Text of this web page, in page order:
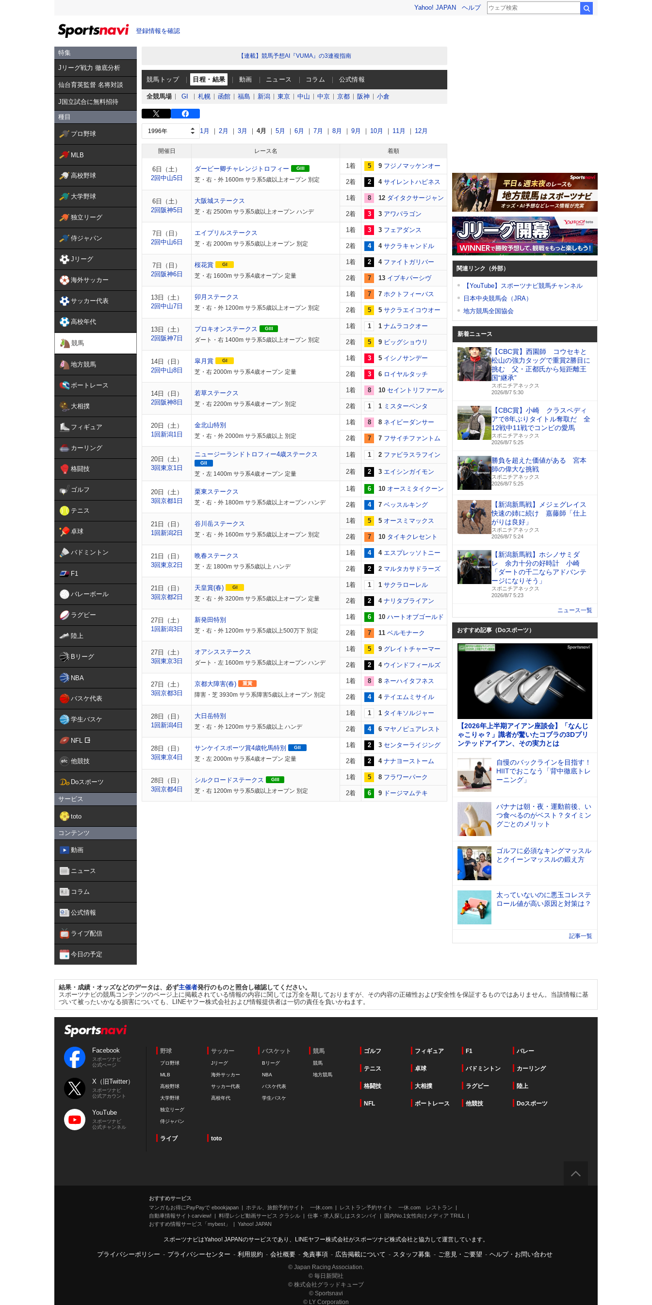
Yahoo! JAPAN ヘルプ
登録情報を確認
特集
Jリーグ戦力 徹底分析
仙台育英監督 名将対談
J国立試合に無料招待
種目
プロ野球
MLB
高校野球
大学野球
独立リーグ
侍ジャパン
Jリーグ
海外サッカー
サッカー代表
高校年代
競馬
地方競馬
ボートレース
大相撲
フィギュア
カーリング
格闘技
ゴルフ
テニス
卓球
バドミントン
F1
バレーボール
ラグビー
陸上
Bリーグ
NBA
バスケ代表
学生バスケ
NFL
他競技
Doスポーツ
サービス
toto
コンテンツ
動画
ニュース
コラム
公式情報
ライブ配信
今日の予定
【連載】競馬予想AI『VUMA』の3連複指南
競馬トップ 日程・結果 動画 ニュース コラム 公式情報
全競馬場 GI 札幌 函館 福島 新潟 東京 中山 中京 京都 阪神 小倉
1月 2月 3月 4月 5月 6月 7月 8月 9月 10月 11月 12月
開催日 レース名 着順
6日（土）
2回中山5日
ダービー卿チャレンジトロフィー GIII
芝・右・外 1600m サラ系5歳以上オープン 別定
1着 5 9 フジノマッケンオー
2着 2 4 サイレントハピネス
6日（土）
2回阪神5日
大阪城ステークス
芝・右 2500m サラ系5歳以上オープン ハンデ
1着 8 12 ダイタクサージャン
2着 3 3 アワパラゴン
7日（日）
2回中山6日
エイプリルステークス
芝・右 2000m サラ系5歳以上オープン 別定
1着 3 3 フェアダンス
2着 4 4 サクラキャンドル
7日（日）
2回阪神6日
桜花賞 GI
芝・右 1600m サラ系4歳オープン 定量
1着 2 4 ファイトガリバー
2着 7 13 イブキパーシヴ
13日（土）
2回中山7日
卯月ステークス
芝・右・外 1200m サラ系5歳以上オープン 別定
1着 7 7 ホクトフィーバス
2着 5 5 サクラエイコウオー
13日（土）
2回阪神7日
プロキオンステークス GIII
ダート・右 1400m サラ系5歳以上オープン 別定
1着 1 1 ナムラコクオー
2着 5 9 ビッグショウリ
14日（日）
2回中山8日
皐月賞 GI
芝・右 2000m サラ系4歳オープン 定量
1着 3 5 イシノサンデー
2着 3 6 ロイヤルタッチ
14日（日）
2回阪神8日
若草ステークス
芝・右 2200m サラ系4歳オープン 別定
1着 8 10 セイントリファール
2着 1 1 ミスターペンタ
20日（土）
1回新潟1日
金北山特別
芝・右・外 2000m サラ系5歳以上 別定
1着 8 8 ネイビーダンサー
2着 7 7 フサイチファントム
20日（土）
3回東京1日
ニュージーランドトロフィー4歳ステークス
GII
芝・左 1400m サラ系4歳オープン 定量
1着 1 2 ファビラスラフイン
2着 2 3 エイシンガイモン
20日（土）
3回京都1日
栗東ステークス
芝・右・外 1800m サラ系5歳以上オープン ハンデ
1着 6 10 オースミタイクーン
2着 4 7 ベッスルキング
21日（日）
1回新潟2日
谷川岳ステークス
芝・右・外 1600m サラ系5歳以上オープン 別定
1着 5 5 オースミマックス
2着 7 10 タイキクレセント
21日（日）
3回東京2日
晩春ステークス
芝・左 1800m サラ系5歳以上 ハンデ
1着 4 4 エスプレッソトニー
2着 2 2 マルタカサドラーズ
21日（日）
3回京都2日
天皇賞(春) GI
芝・右・外 3200m サラ系5歳以上オープン 定量
1着 1 1 サクラローレル
2着 2 4 ナリタブライアン
27日（土）
1回新潟3日
新発田特別
芝・右・外 1200m サラ系5歳以上500万下 別定
1着 6 10 ハートオブゴールド
2着 7 11 ベルモナーク
27日（土）
3回東京3日
オアシスステークス
ダート・左 1600m サラ系5歳以上オープン ハンデ
1着 5 9 グレイトチャーマー
2着 2 4 ウインドフィールズ
27日（土）
3回京都3日
京都大障害(春) 重賞
障害・芝 3930m サラ系障害5歳以上オープン 別定
1着 8 8 ネーハイタフネス
2着 4 4 テイエムミサイル
28日（日）
1回新潟4日
大日岳特別
芝・右・外 1200m サラ系5歳以上 ハンデ
1着 1 1 タイキソルジャー
2着 4 6 マヤノピュアレスト
28日（日）
3回東京4日
サンケイスポーツ賞4歳牝馬特別 GII
芝・左 2000m サラ系4歳オープン 定量
1着 2 3 センターライジング
2着 2 4 ナナヨーストーム
28日（日）
3回京都4日
シルクロードステークス GIII
芝・右 1200m サラ系5歳以上オープン 別定
1着 5 8 フラワーパーク
2着 6 9 ドージマムテキ
関連リンク（外部）
【YouTube】スポーツナビ競馬チャンネル
日本中央競馬会（JRA）
地方競馬全国協会
新着ニュース
【CBC賞】西園師 コウセキと
松山の強力タッグで重賞2勝目に
挑む 父・正都氏から短距離王
国“継承”
スポニチアネックス
2026/8/7 5:30
【CBC賞】小崎 クラスペディ
アで8年ぶりタイトル奪取だ 全
12戦中11戦でコンビの愛馬
スポニチアネックス
2026/8/7 5:25
勝負を超えた価値がある 宮本
師の偉大な挑戦
スポニチアネックス
2026/8/7 5:25
【新潟新馬戦】メジェグレイス
快速の姉に続け 嘉藤師「仕上
がりは良好」
スポニチアネックス
2026/8/7 5:24
【新潟新馬戦】ホシノサミダ
レ 余力十分の好時計 小崎
「ダートの千二ならアドバンテ
ージになりそう」
スポニチアネックス
2026/8/7 5:23
ニュース一覧
おすすめ記事（Doスポーツ）
【2026年上半期アイアン座談会】「なんじ
ゃこりゃ？」識者が驚いたコブラの3Dプリ
ンテッドアイアン、その実力とは
自慢のバックラインを目指す！
HIITでおこなう「背中徹底トレ
ーニング」
バナナは朝・夜・運動前後、い
つ食べるのがベスト？タイミン
グごとのメリット
ゴルフに必須なキングマッスル
とクイーンマッスルの鍛え方
太っていないのに悪玉コレステ
ロール値が高い原因と対策は？
記事一覧
結果・成績・オッズなどのデータは、必ず主催者発行のものと照合し確認してください。
スポーツナビの競馬コンテンツのページ上に掲載されている情報の内容に関しては万全を期しておりますが、その内容の正確性および安全性を保証するものではありません。当該情報に基
づいて被ったいかなる損害についても、LINEヤフー株式会社および情報提供者は一切の責任を負いかねます。
Facebook
スポーツナビ
公式ページ
X（旧Twitter）
スポーツナビ
公式アカウント
YouTube
スポーツナビ
公式チャンネル
野球
プロ野球
MLB
高校野球
大学野球
独立リーグ
侍ジャパン
サッカー
Jリーグ
海外サッカー
サッカー代表
高校年代
バスケット
Bリーグ
NBA
バスケ代表
学生バスケ
競馬
競馬
地方競馬
ゴルフ フィギュア F1 バレー
テニス 卓球 バドミントン カーリング
格闘技 大相撲 ラグビー 陸上
NFL ボートレース 他競技 Doスポーツ
ライブ toto
おすすめサービス
マンガもお得にPayPayで ebookjapan
ホテル、旅館予約サイト 一休.com
レストラン予約サイト 一休.com レストラン
自動車情報サイトcarview!
料理レシピ動画サービス クラシル 仕事・求人探しはスタンバイ
国内No.1女性向けメディア TRILL
おすすめ情報サービス「mybest」
Yahoo! JAPAN
スポーツナビはYahoo! JAPANのサービスであり、LINEヤフー株式会社がスポーツナビ株式会社と協力して運営しています。
プライバシーポリシー - プライバシーセンター - 利用規約 - 会社概要 - 免責事項 - 広告掲載について - スタッフ募集 - ご意見・ご要望 - ヘルプ・お問い合わせ
© Japan Racing Association.
© 毎日新聞社
© 株式会社グラッドキューブ
© Sportsnavi
© LY Corporation